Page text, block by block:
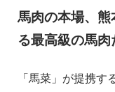
馬肉の本場、
る最高級の馬肉
「馬菜」が提携す